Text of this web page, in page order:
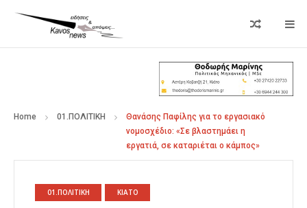
Home 01.ΠΟΛΙΤΙΚΗ
Θανάσης Παφίλης για το εργασιακό
νομοσχέδιο: «Σε βλαστημάει η
εργατιά, σε καταριέται ο κάμπος»
01.ΠΟΛΙΤΙΚΗ ΚΙΑΤΟ